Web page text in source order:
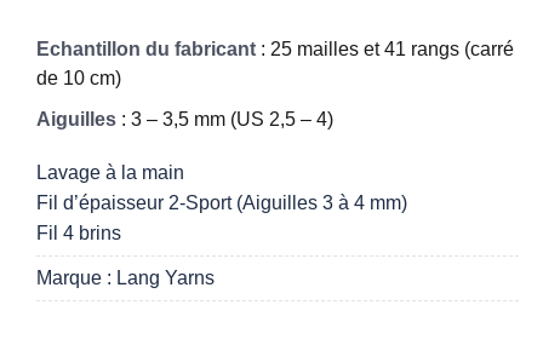
Echantillon du fabricant : 25 mailles et 41 rangs (carré
de 10 cm)
Aiguilles : 3 – 3,5 mm (US 2,5 – 4)
Lavage à la main
Fil d’épaisseur 2-Sport (Aiguilles 3 à 4 mm)
Fil 4 brins
Marque : Lang Yarns